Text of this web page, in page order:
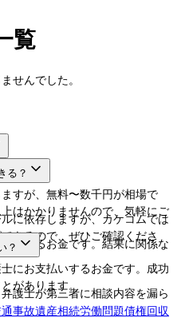
覧
せんでした。
すが、無料〜数千円が相場で
はかかりませんので、気軽にご
る？
に依存しますが、カケコムでは
きるので、ぜひご確認くださ
いするお金です。結果に関係な
にお支払いするお金です。成功
があります。
？
護士が第三者に相談内容を漏ら
事故遺産相続労働問題債権回収